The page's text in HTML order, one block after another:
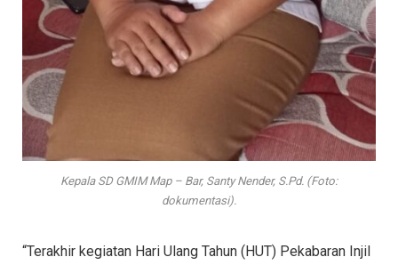
Kepala SD GMIM Map – Bar, Santy Nender, S.Pd. (Foto:
dokumentasi).
“Terakhir kegiatan Hari Ulang Tahun (HUT) Pekabaran Injil